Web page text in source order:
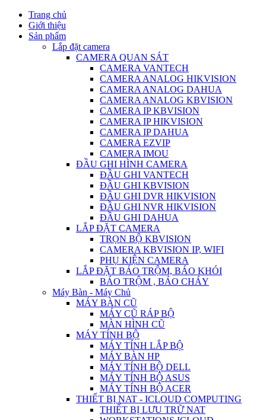
Trang chủ
Giới thiệu
Sản phẩm
Lắp đặt camera
CAMERA QUAN SÁT
CAMERA VANTECH
CAMERA ANALOG HIKVISION
CAMERA ANALOG DAHUA
CAMERA ANALOG KBVISION
CAMERA IP KBVISION
CAMERA IP HIKVISION
CAMERA IP DAHUA
CAMERA EZVIP
CAMERA IMOU
ĐẦU GHI HÌNH CAMERA
ĐẦU GHI VANTECH
ĐẦU GHI KBVISION
ĐẦU GHI DVR HIKVISION
ĐẦU GHI NVR HIKVISION
ĐẦU GHI DAHUA
LẮP ĐẶT CAMERA
TRỌN BỘ KBVISION
CAMERA KBVISION IP, WIFI
PHỤ KIỆN CAMERA
LẮP ĐẶT BÁO TRỘM, BÁO KHÓI
BÁO TRỘM , BÁO CHÁY
Máy Bàn - Máy Chủ
MÁY BÀN CŨ
MÁY CŨ RÁP BỘ
MÀN HÌNH CŨ
MÁY TÍNH BỘ
MÁY TÍNH LẮP BỘ
MÁY BÀN HP
MÁY TÍNH BỘ DELL
MÁY TÍNH BỘ ASUS
MÁY TÍNH BỘ ACER
THIẾT BỊ NAT - ICLOUD COMPUTING
THIẾT BỊ LƯU TRỮ NAT